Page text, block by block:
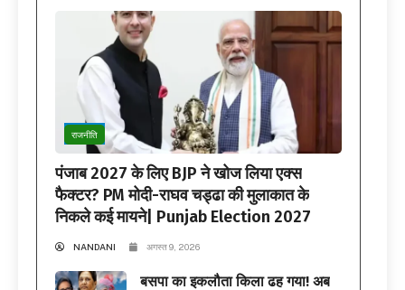
राजनीति
पंजाब 2027 के लिए BJP ने खोज लिया एक्स
फैक्टर? PM मोदी-राघव चड्ढा की मुलाकात के
निकले कई मायने| Punjab Election 2027
NANDANI अगस्त 9, 2026
बसपा का इकलौता किला ढह गया! अब